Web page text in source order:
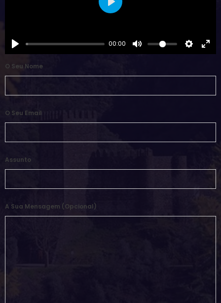
00:00
Play
O Seu Nome
O Seu Email
Assunto
A Sua Mensagem (opcional)